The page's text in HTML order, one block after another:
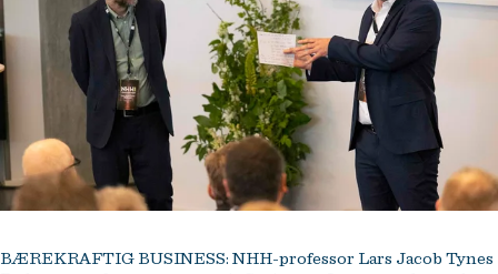
BÆREKRAFTIG BUSINESS: NHH-professor Lars Jacob Tynes